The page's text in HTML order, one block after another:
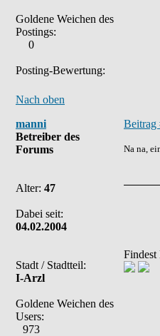
Goldene Weichen des
Postings:
0
Posting-Bewertung:
Nach oben
manni
Betreiber des
Forums
Alter: 47
Dabei seit:
04.02.2004
Stadt / Stadtteil:
I-Arzl
Goldene Weichen des
Users:
973
Beitrag
Na na,
Findest